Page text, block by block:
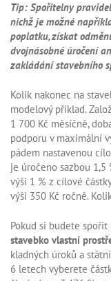
Tip: Spořitelny
nichž je možné
poplatku, získat
dvojnásobné úročení
zakládání stavebního
Kolik nakonec na
modelový příklad.
1 700 Kč měsíčně,
podporu v maximální
pádem nastavenou
je úročeno sazbou 1,5
výši 1 % z cílové
výši 350 Kč ročně.
Pokud si budete spořit
stavebko vlastní
kladných úroků a
6 letech vyberete